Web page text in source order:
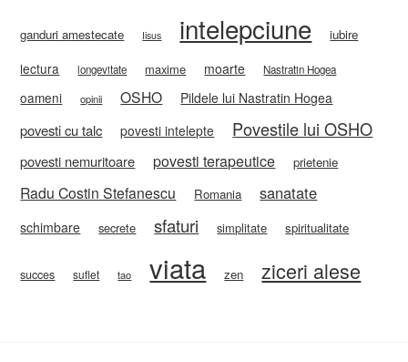
ganduri amestecate Iisus intelepciune iubire
lectura longevitate maxime moarte Nastratin Hogea
oameni opinii OSHO Pildele lui Nastratin Hogea
povesti cu talc povesti intelepte Povestile lui OSHO
povesti nemuritoare povesti terapeutice prietenie
Radu Costin Stefanescu Romania sanatate
schimbare secrete sfaturi simplitate spiritualitate
succes suflet tao viata zen ziceri alese